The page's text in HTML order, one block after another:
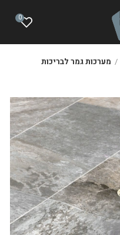
0
מערכות גמר לבריכות